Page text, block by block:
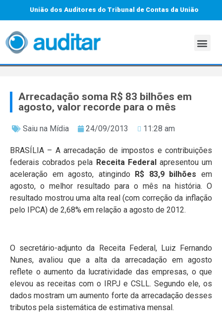
União dos Auditores do Tribunal de Contas da União
Arrecadação soma R$ 83 bilhões em
agosto, valor recorde para o mês
Saiu na Mídia 24/09/2013 11:28 am
BRASÍLIA – A arrecadação de impostos e contribuições
federais cobrados pela Receita Federal apresentou um
aceleração em agosto, atingindo
R$ 83,9 bilhões em
agosto, o melhor resultado para o mês na história. O
resultado mostrou uma alta real (com correção da inflação
pelo IPCA) de 2,68% em relação a agosto de 2012.
O secretário-adjunto da Receita Federal, Luiz Fernando
Nunes, avaliou que a alta da arrecadação em agosto
reflete o aumento da lucratividade das empresas, o que
elevou as receitas com o IRPJ e CSLL. Segundo ele, os
dados mostram um aumento forte da arrecadação desses
tributos pela sistemática de estimativa mensal.